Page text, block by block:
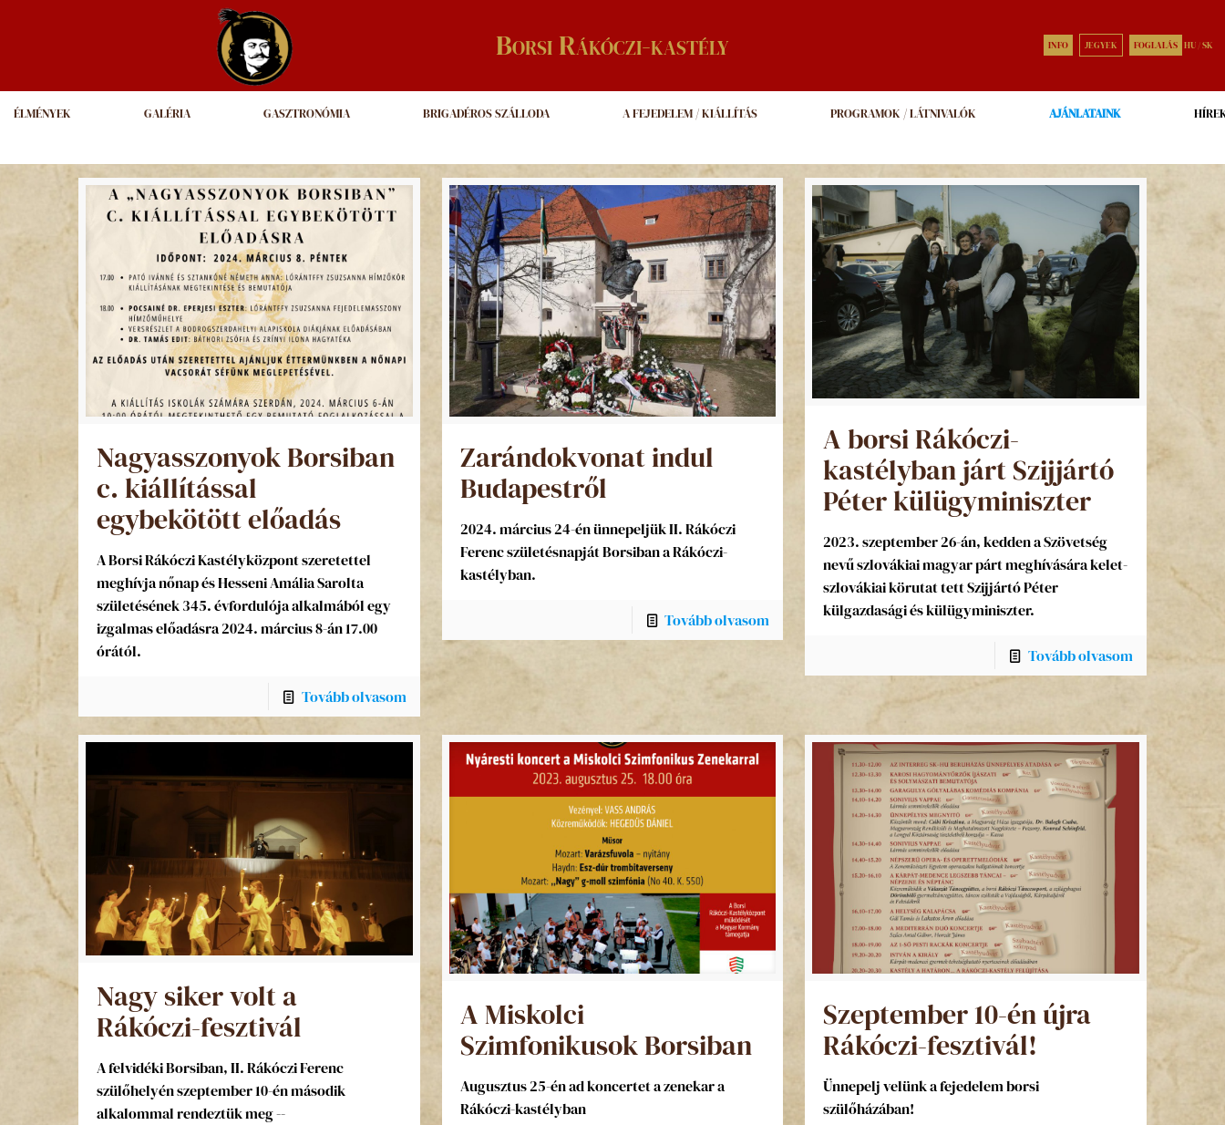
Borsi Rákóczi-kastély INFO JEGYEK FOGLALÁS HU/SK
ÉLMÉNYEK GALÉRIA GASZTRONÓMIA BRIGADÉROS SZÁLLODA A FEJEDELEM / KIÁLLÍTÁS PROGRAMOK / LÁTNIVALÓK AJÁNLATAINK
Nagyasszonyok Borsiban
c. kiállítással
egybekötött előadás
A Borsi Rákóczi Kastélyközpont szeretettel
meghívja nőnap és Hesseni Amália Sarolta
születésének 345. évfordulója alkalmából egy
izgalmas előadásra 2024. március 8-án 17.00
órától.
Tovább olvasom
Zarándokvonat indul
Budapestről
2024. március 24-én ünnepeljük II. Rákóczi
Ferenc születésnapját Borsiban a Rákóczi-
kastélyban.
Tovább olvasom
A borsi Rákóczi-
kastélyban járt Szijjártó
Péter külügyminiszter
2023. szeptember 26-án, kedden a Szövetség
nevű szlovákiai magyar párt meghívására kelet-
szlovákiai körutat tett Szijjártó Péter
külgazdasági és külügyminiszter.
Tovább olvasom
Nagy siker volt a
Rákóczi-fesztivál
A felvidéki Borsiban, II. Rákóczi Ferenc
szülőhelyén szeptember 10-én második
alkalommal rendeztük meg --
A Miskolci
Szimfonikusok Borsiban
Augusztus 25-én ad koncertet a zenekar a
Rákóczi-kastélyban
Szeptember 10-én újra
Rákóczi-fesztivál!
Ünnepelj velünk a fejedelem borsi
szülőházában!